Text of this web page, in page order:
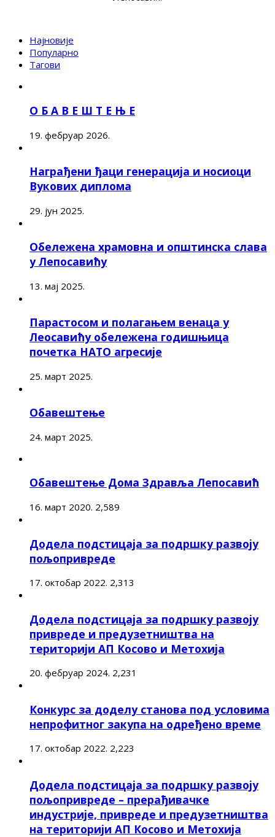
Најновије
Популарно
Тагови
О Б А В Е Ш Т Е Њ Е
19. фебруар 2026.
Награђени ђаци генерација и носиоци
Вукових диплома
29. јун 2025.
Обележена храмовна и општинска слава
у Лепосавићу
13. мај 2025.
Парастосом и полагањем венаца у
Леосавићу обележена годишњица
почетка НАТО агресије
25. март 2025.
Обавештење
24. март 2025.
Обавештење Дома Здравља Лепосавић
16. март 2020. 2,589
Додела подстицаја за подршку развоју
пољопривреде
17. октобар 2022. 2,313
Додела подстицаја за подршку развоју
привреде и предузетништва на
територији АП Косово и Метохија
20. фебруар 2024. 2,231
Конкурс за доделу станова под условима
непрофитног закупа на одређено време
17. октобар 2022. 2,223
Додела подстицаја за подршку развоју
пољопривреде – прерађивачке
индустрије, привреде и предузетништва
на територији АП Косово и Метохија